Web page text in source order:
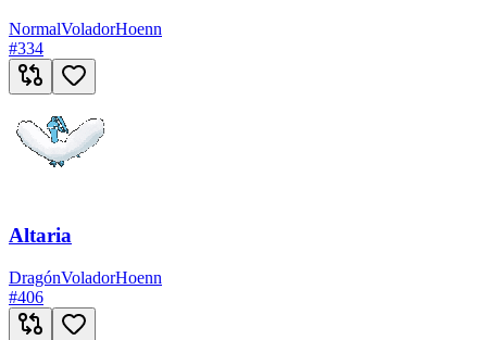
NormalVoladorHoenn
#334
Altaria
DragónVoladorHoenn
#406